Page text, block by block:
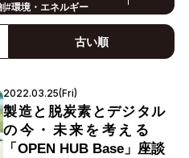
#環境・エネルギー
働き方改革#セキュリティ
ロボティクス
ラル
古い順
2022.03.25(Fri)
製造と脱炭素とデジタル
の今・未来を考える
「OPEN HUB Base」座談